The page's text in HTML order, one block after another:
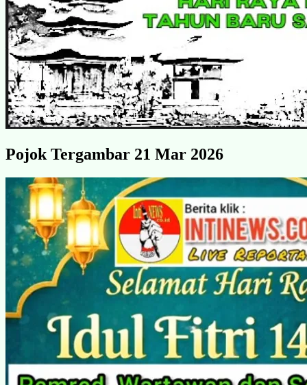
Pojok Tergambar 21 Mar 2026